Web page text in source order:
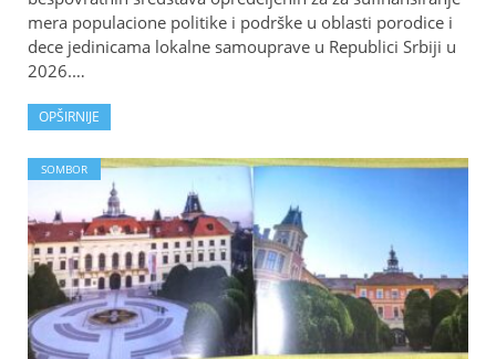
mera populacione politike i podrške u oblasti porodice i
dece jedinicama lokalne samouprave u Republici Srbiji u
2026.…
OPŠIRNIJE
SOMBOR